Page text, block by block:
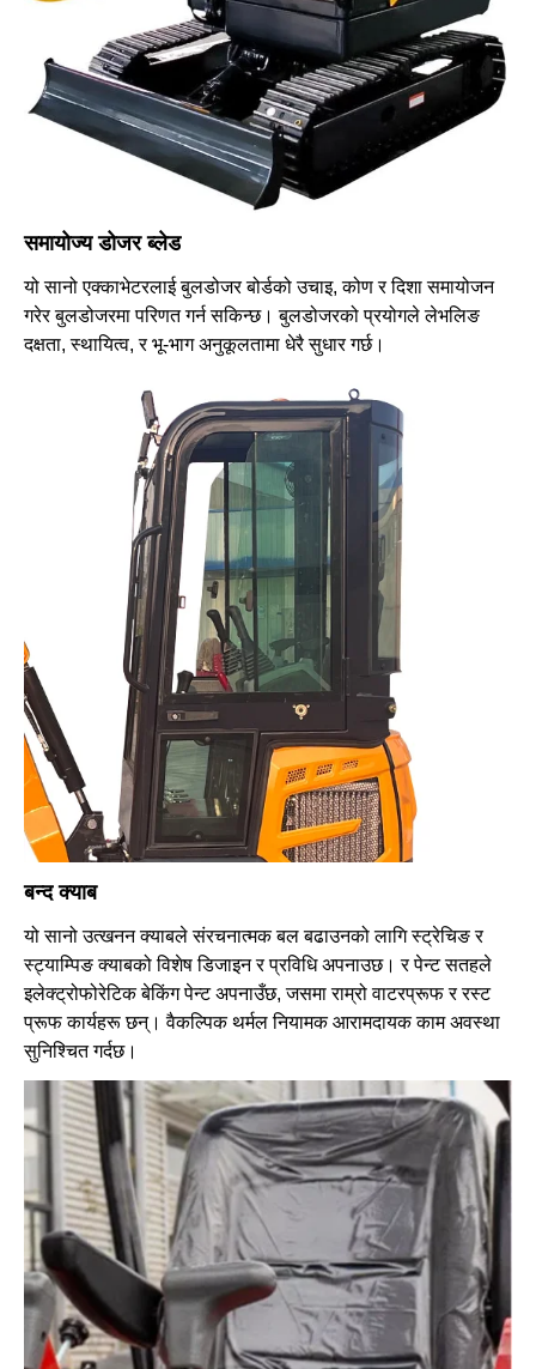
समायोज्य डोजर ब्लेड
यो सानो एक्काभेटरलाई बुलडोजर बोर्डको उचाइ, कोण र दिशा समायोजन
गरेर बुलडोजरमा परिणत गर्न सकिन्छ। बुलडोजरको प्रयोगले लेभलिङ
दक्षता, स्थायित्व, र भू-भाग अनुकूलतामा धेरै सुधार गर्छ।
बन्द क्याब
यो सानो उत्खनन क्याबले संरचनात्मक बल बढाउनको लागि स्ट्रेचिङ र
स्ट्याम्पिङ क्याबको विशेष डिजाइन र प्रविधि अपनाउछ। र पेन्ट सतहले
इलेक्ट्रोफोरेटिक बेकिंग पेन्ट अपनाउँछ, जसमा राम्रो वाटरप्रूफ र रस्ट
प्रूफ कार्यहरू छन्। वैकल्पिक थर्मल नियामक आरामदायक काम अवस्था
सुनिश्चित गर्दछ।